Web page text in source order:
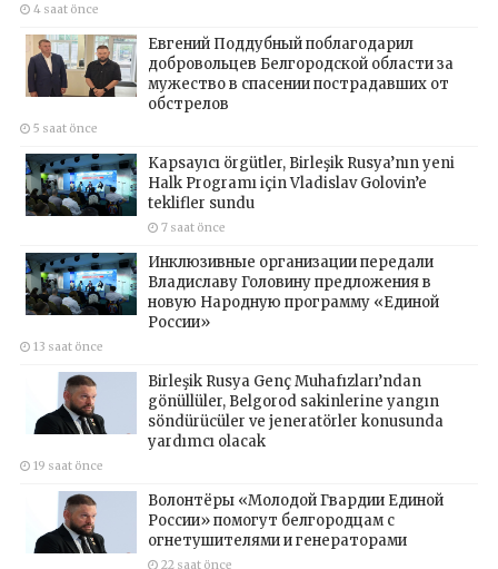
4 saat önce
Евгений Поддубный поблагодарил
добровольцев Белгородской области за
мужество в спасении пострадавших от
обстрелов
5 saat önce
Kapsayıcı örgütler, Birleşik Rusya’nın yeni
Halk Programı için Vladislav Golovin’e
teklifler sundu
7 saat önce
Инклюзивные организации передали
Владиславу Головину предложения в
новую Народную программу «Единой
России»
13 saat önce
Birleşik Rusya Genç Muhafızları’ndan
gönüllüler, Belgorod sakinlerine yangın
söndürücüler ve jeneratörler konusunda
yardımcı olacak
19 saat önce
Волонтёры «Молодой Гвардии Единой
России» помогут белгородцам с
огнетушителями и генераторами
22 saat önce